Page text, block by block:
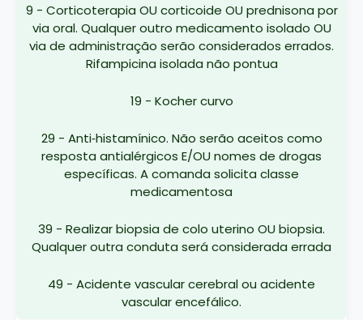
9 - Corticoterapia OU corticoide OU prednisona por
via oral. Qualquer outro medicamento isolado OU
via de administração serão considerados errados.
Rifampicina isolada não pontua
19 - Kocher curvo
29 - Anti‐histamínico. Não serão aceitos como
resposta antialérgicos E/OU nomes de drogas
específicas. A comanda solicita classe
medicamentosa
39 - Realizar biopsia de colo uterino OU biopsia.
Qualquer outra conduta será considerada errada
49 - Acidente vascular cerebral ou acidente
vascular encefálico.